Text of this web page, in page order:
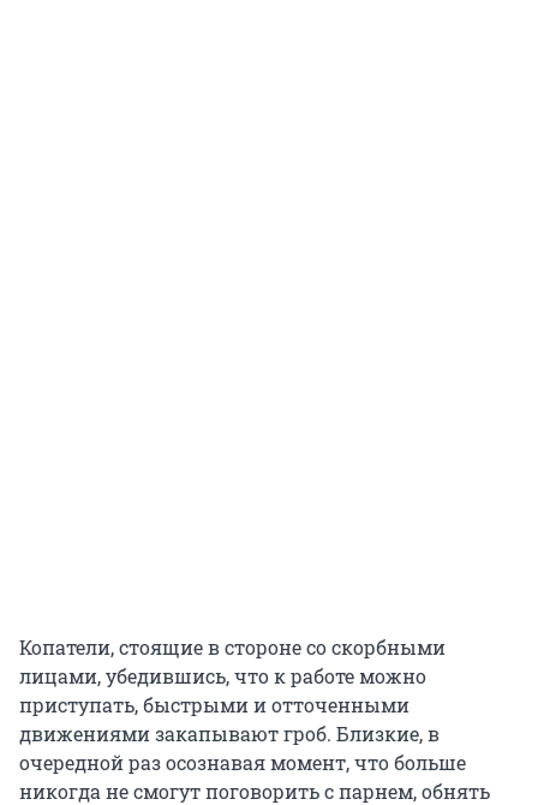
Копатели, стоящие в стороне со скорбными
лицами, убедившись, что к работе можно
приступать, быстрыми и отточенными
движениями закапывают гроб. Близкие, в
очередной раз осознавая момент, что больше
никогда не смогут поговорить с парнем, обнять